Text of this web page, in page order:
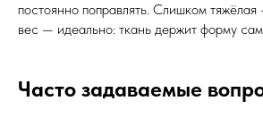
постоянно поправлять. Слишком
вес — идеально: ткань держит форму
Часто задаваемые